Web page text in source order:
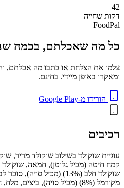
42
דקות שחייה
FoodPal
כל מה שאכלתם, בכמה
ומאקרו באופן מיידי. בחינם.
הורידו מ-Google Play
רכיבים
עוגיית שוקולד בשילוב שוקולד מריר,
שוקולד חלב (13%) (מכיל
מקורמל (8%) (מכיל סויה), ביצים, מלח, חומר תפיחה (E500ii), גרגרי וניל.